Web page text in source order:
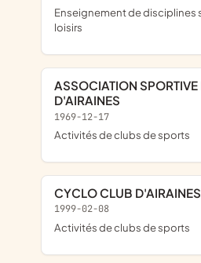
Enseignement de disciplines sportives et d'activités de
loisirs
ASSOCIATION SPORTIVE DU COLLEGE
D'AIRAINES
1969-12-17
Activités de clubs de sports
CYCLO CLUB D'AIRAINES
1999-02-08
Activités de clubs de sports